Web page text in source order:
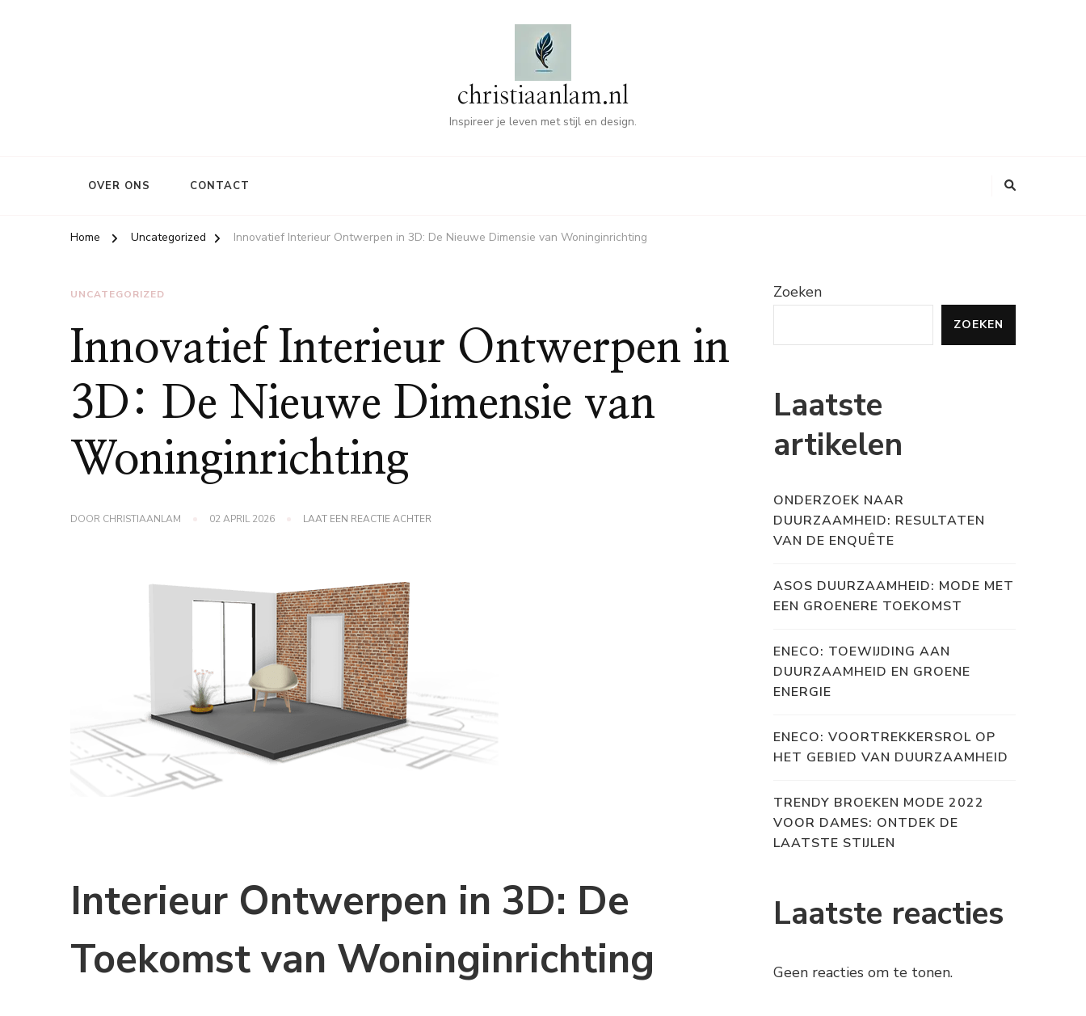
christiaanlam.nl
Inspireer je leven met stijl en design.
OVER ONS CONTACT
Home Uncategorized Innovatief Interieur Ontwerpen in 3D: De Nieuwe Dimensie van Woninginrichting
UNCATEGORIZED
Innovatief Interieur Ontwerpen in
3D: De Nieuwe Dimensie van
Woninginrichting
DOOR CHRISTIAANLAM 02 APRIL 2026 LAAT EEN REACTIE ACHTER
Interieur Ontwerpen in 3D: De
Toekomst van Woninginrichting
Zoeken
ZOEKEN
Laatste
artikelen
ONDERZOEK NAAR
DUURZAAMHEID: RESULTATEN
VAN DE ENQUÊTE
ASOS DUURZAAMHEID: MODE MET
EEN GROENERE TOEKOMST
ENECO: TOEWIJDING AAN
DUURZAAMHEID EN GROENE
ENERGIE
ENECO: VOORTREKKERSROL OP
HET GEBIED VAN DUURZAAMHEID
TRENDY BROEKEN MODE 2022
VOOR DAMES: ONTDEK DE
LAATSTE STIJLEN
Laatste reacties
Geen reacties om te tonen.